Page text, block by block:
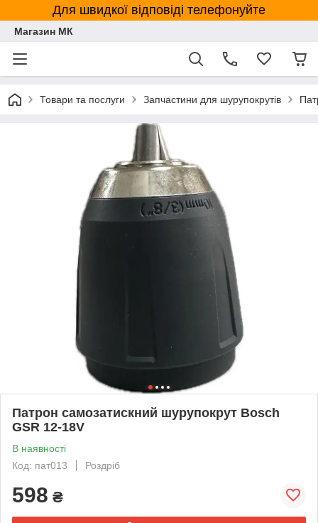
Для швидкої відповіді телефонуйте
Магазин МК
Товари та послуги Запчастини для шурупокрутів
Патрон самозатискний шурупокрут Bosch
GSR 12-18V
В наявності
Код: пат013
Роздріб
598 ₴